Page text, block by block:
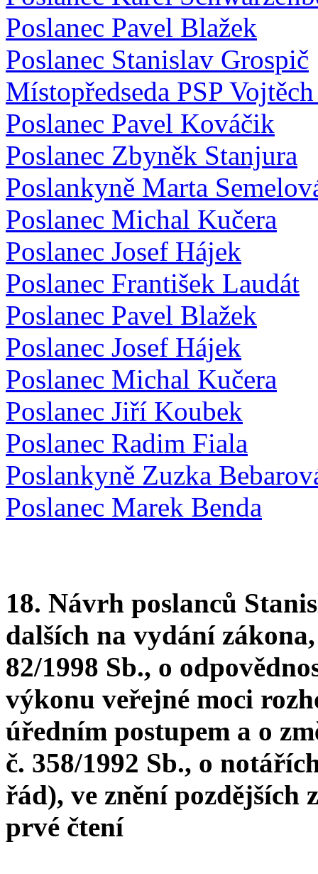
Poslanec Pavel Blažek
Poslanec Stanislav Grospič
Místopředseda PSP
Poslanec Pavel Kováčik
Poslanec Zbyněk Stanjura
Poslankyně Marta
Poslanec Michal Kučera
Poslanec Josef Hájek
Poslanec František Laudát
Poslanec Pavel Blažek
Poslanec Josef Hájek
Poslanec Michal Kučera
Poslanec Jiří Koubek
Poslanec Radim Fiala
Poslankyně Zuzka
Poslanec Marek Benda
18. Návrh poslanců
dalších na vydání
82/1998 Sb., o
výkonu veřejné moci
úředním postupem a o
č. 358/1992 Sb., o
řád), ve znění pozdějších
prvé čtení